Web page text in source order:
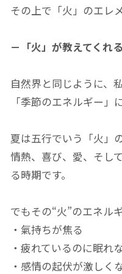
その上で「火」のエレ
－「火」が教えてくれ
自然界と同じように、
「季節のエネルギー」
夏は五行でいう「火」
情熱、喜び、愛、そし
る時期です。
でもその“火”のエネル
・氣持ちが焦る
・疲れているのに眠れ
・感情の起伏が激しく